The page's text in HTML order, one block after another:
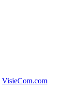
VisieCom.com